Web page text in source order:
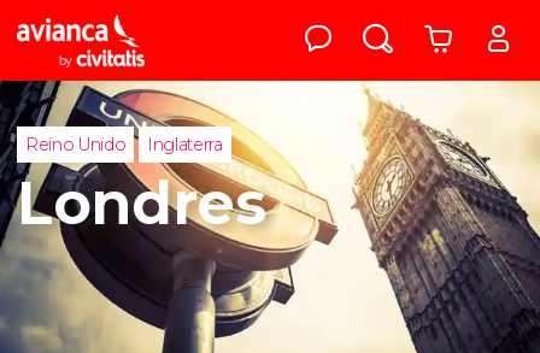
Reino Unido Inglaterra
Londres